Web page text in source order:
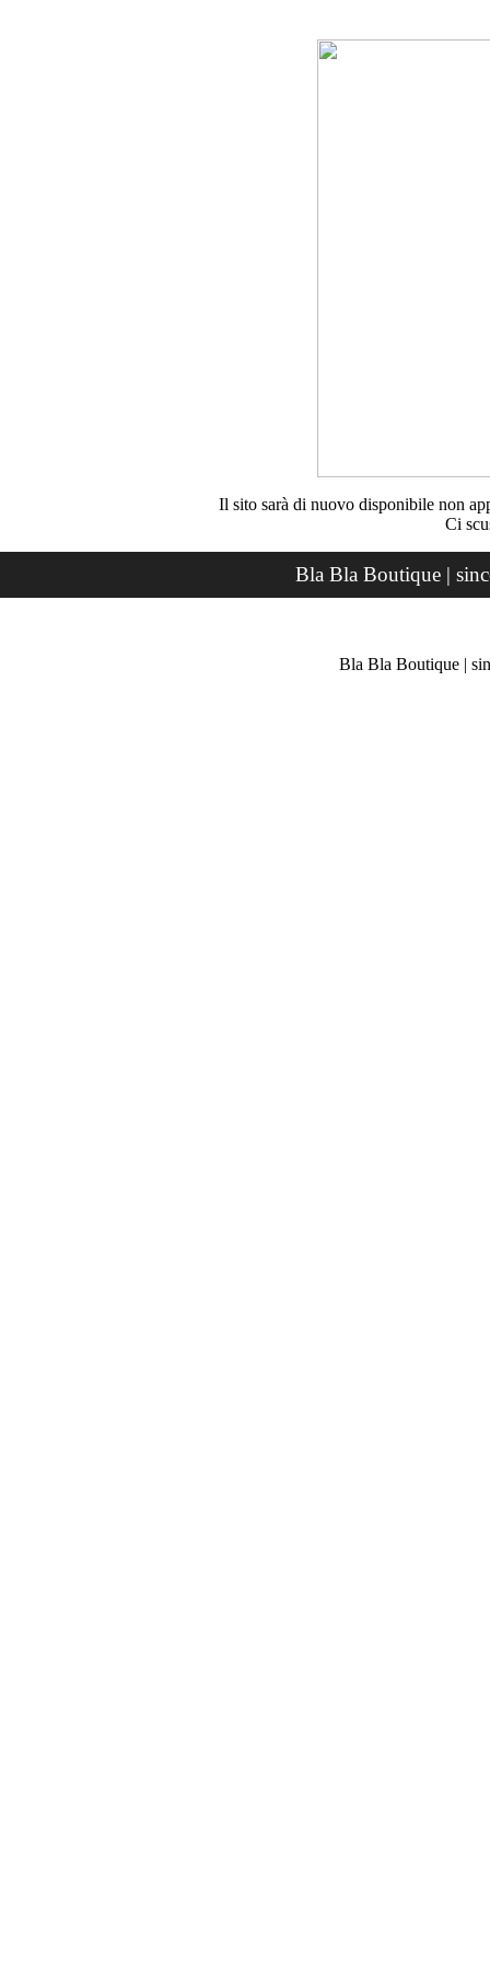
Il sito sarà di nuovo disponibile non
Ci
Bla Bla Boutique |
Bla Bla Boutique |